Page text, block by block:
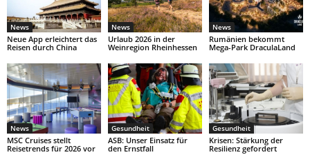
News
Neue App erleichtert das
Reisen durch China
News
Urlaub 2026 in der
Weinregion Rheinhessen
News
Rumänien bekommt
Mega-Park DraculaLand
News
MSC Cruises stellt
Reisetrends für 2026 vor
Gesundheit
ASB: Unser Einsatz für
den Ernstfall
Gesundheit
Krisen: Stärkung der
Resilienz gefordert